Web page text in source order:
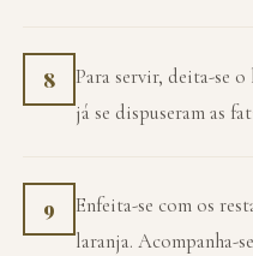
8
Para servir, deita-se
já se dispuseram as
9
Enfeita-se com os
laranja. Acompanha-